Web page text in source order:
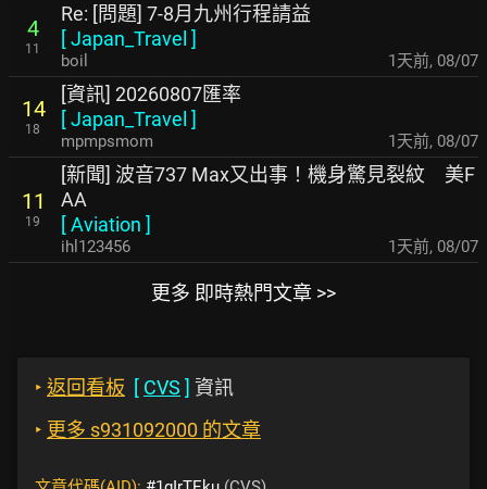
4
11
Re: [問題] 7-8月九州行程請益
[Japan_Travel ]
boil 1天前, 08/07
14
18
[資訊] 20260807匯率
[Japan_Travel ]
mpmpsmom 1天前, 08/07
11
19
[新聞] 波音737 Max又出事！機身驚見裂紋 美F
AA
[Aviation ]
ihl123456 1天前, 08/07
更多 即時熱門文章 >>
‣ 返回看板 [ CVS ] 資訊
‣ 更多 s931092000 的文章